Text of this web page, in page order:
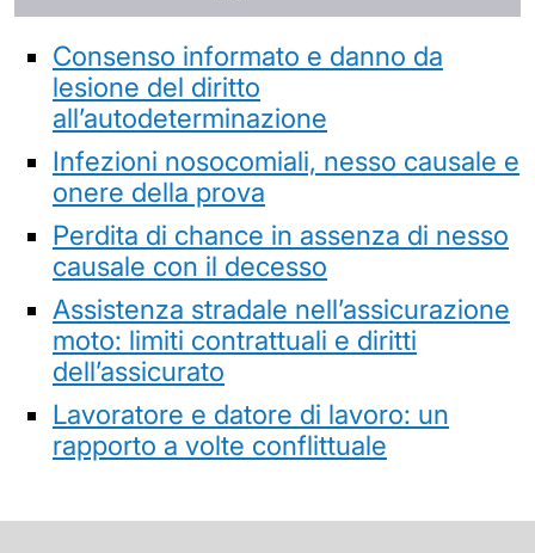
Consenso informato e danno da
lesione del diritto
all’autodeterminazione
Infezioni nosocomiali, nesso causale e
onere della prova
Perdita di chance in assenza di nesso
causale con il decesso
Assistenza stradale nell’assicurazione
moto: limiti contrattuali e diritti
dell’assicurato
Lavoratore e datore di lavoro: un
rapporto a volte conflittuale